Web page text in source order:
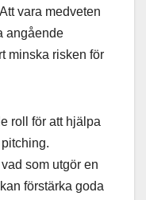
vara medveten
angående
minska risken för
roll för att hjälpa
som utgör en
förstärka goda